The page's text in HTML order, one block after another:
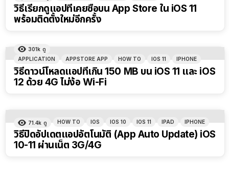
วิธีเรียกดูแอปที่เคยซื้อบน App Store ใน iOS 11
พร้อมติดตั้งใหม่อีกครั้ง
301k ดู
APPLICATION
APPSTORE APP HOW TO IOS 11 IPHONE
วิธีดาวน์โหลดแอปที่เกิน 150 MB บน iOS 11 และ iOS
12 ด้วย 4G ไม่ง้อ Wi-Fi
71.4k ดู HOW TO IOS IOS 10 IOS 11 IPAD IPHONE
วิธีปิดอัปเดตแอปอัตโนมัติ (App Auto Update) iOS
10-11 ผ่านเน็ต 3G/4G